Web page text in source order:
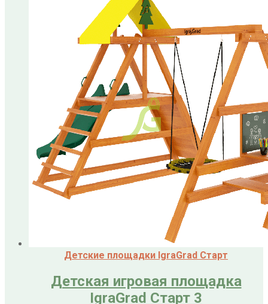
Детские площадки IgraGrad Старт
Детская игровая площадка
IgraGrad Старт 3